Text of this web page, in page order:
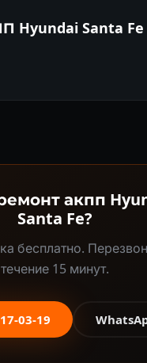
Hyundai Santa Fe
акпп
Santa Fe?
бесплатно.
течение 15 минут.
03-19